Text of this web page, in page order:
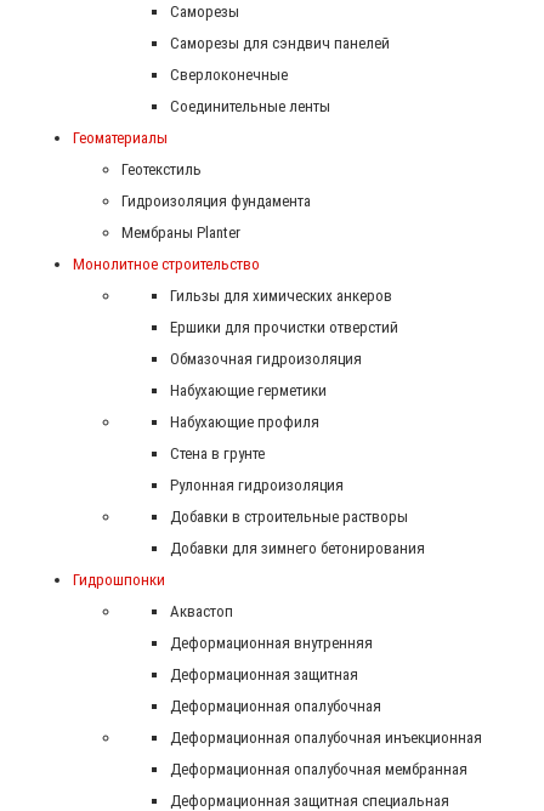
Саморезы
Саморезы для сэндвич панелей
Сверлоконечные
Соединительные ленты
Геоматериалы
Геотекстиль
Гидроизоляция фундамента
Мембраны Planter
Монолитное строительство
Гильзы для химических анкеров
Ершики для прочистки отверстий
Обмазочная гидроизоляция
Набухающие герметики
Набухающие профиля
Стена в грунте
Рулонная гидроизоляция
Добавки в строительные растворы
Добавки для зимнего бетонирования
Гидрошпонки
Аквастоп
Деформационная внутренняя
Деформационная защитная
Деформационная опалубочная
Деформационная опалубочная инъекционная
Деформационная опалубочная мембранная
Деформационная защитная специальная